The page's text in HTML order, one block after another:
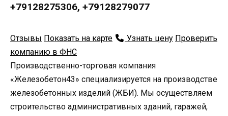
+79128275306, +79128279077
Отзывы Показать на карте Узнать цену Проверить
компанию в ФНС
Производственно-торговая компания
«Железобетон43» специализируется на производстве
железобетонных изделий (ЖБИ). Мы осуществляем
строительство административных зданий, гаражей,